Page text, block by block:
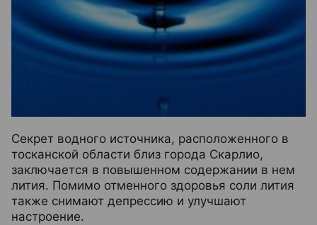
Секрет водного источника, расположенного в
тосканской области близ города Скарлио,
заключается в повышенном содержании в нем
лития. Помимо отменного здоровья соли лития
также снимают депрессию и улучшают
настроение.